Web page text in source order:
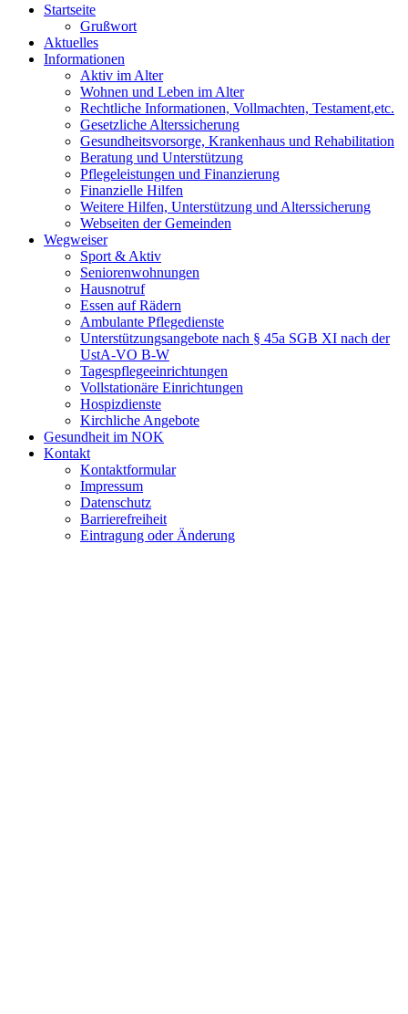
Startseite
Grußwort
Aktuelles
Informationen
Aktiv im Alter
Wohnen und Leben im Alter
Rechtliche Informationen, Vollmachten, Testament,etc.
Gesetzliche Alterssicherung
Gesundheitsvorsorge, Krankenhaus und Rehabilitation
Beratung und Unterstützung
Pflegeleistungen und Finanzierung
Finanzielle Hilfen
Weitere Hilfen, Unterstützung und Alterssicherung
Webseiten der Gemeinden
Wegweiser
Sport & Aktiv
Seniorenwohnungen
Hausnotruf
Essen auf Rädern
Ambulante Pflegedienste
Unterstützungsangebote nach § 45a SGB XI nach der
UstA-VO B-W
Tagespflegeeinrichtungen
Vollstationäre Einrichtungen
Hospizdienste
Kirchliche Angebote
Gesundheit im NOK
Kontakt
Kontaktformular
Impressum
Datenschutz
Barrierefreiheit
Eintragung oder Änderung